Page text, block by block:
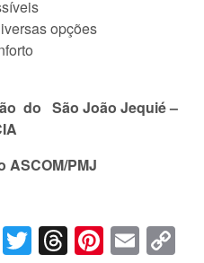
opções
do São João Jequié –
ASCOM/PMJ
LinkedIn
Twitter
Threads